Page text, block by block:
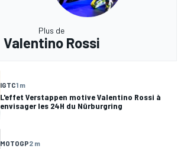
Plus de
Valentino Rossi
IGTC1 m
L'effet Verstappen motive Valentino Rossi à
envisager les 24H du Nürburgring
MOTOGP2 m